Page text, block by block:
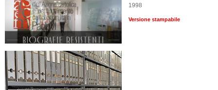
1998
Versione stampabile